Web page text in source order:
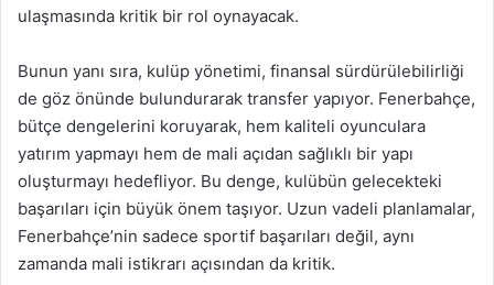
ulaşmasında kritik bir rol oynayacak.
Bunun yanı sıra, kulüp yönetimi, finansal sürdürülebilirliği
de göz önünde bulundurarak transfer yapıyor. Fenerbahçe,
bütçe dengelerini koruyarak, hem kaliteli oyunculara
yatırım yapmayı hem de mali açıdan sağlıklı bir yapı
oluşturmayı hedefliyor. Bu denge, kulübün gelecekteki
başarıları için büyük önem taşıyor. Uzun vadeli planlamalar,
Fenerbahçe’nin sadece sportif başarıları değil, aynı
zamanda mali istikrarı açısından da kritik.